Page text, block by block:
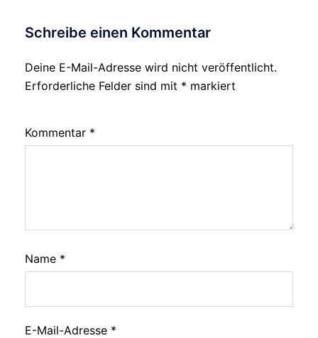
Schreibe einen Kommentar
Deine E-Mail-Adresse wird nicht veröffentlicht.
Erforderliche Felder sind mit * markiert
Kommentar *
Name *
E-Mail-Adresse *